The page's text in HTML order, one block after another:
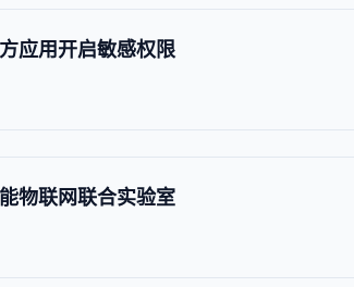
应用开启敏感权限
物联网联合实验室